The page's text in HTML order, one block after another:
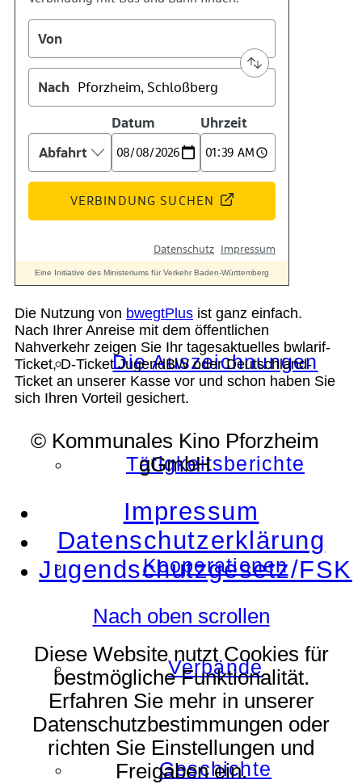
Kontakt
Kino
Das Team
Die Auszeichnungen
Tätigkeitsberichte
Kooperationen
Verbände
Geschichte
Die Nutzung von bwegtPlus ist ganz einfach.
Nach Ihrer Anreise mit dem öffentlichen
Nahverkehr zeigen Sie Ihr tagesaktuelles bwlarif-
Ticket, D-Ticket JugendBW oder Deutschland-
Ticket an unserer Kasse vor und schon haben Sie
sich Ihren Vorteil gesichert.
© Kommunales Kino Pforzheim
gGmbH
Impressum
Datenschutzerklärung
Jugendschutzgesetz/FSK
Nach oben scrollen
Diese Website nutzt Cookies für
bestmögliche Funktionalität.
Erfahren Sie mehr in unserer
Datenschutzbestimmungen oder
richten Sie Einstellungen und
Freigaben ein.